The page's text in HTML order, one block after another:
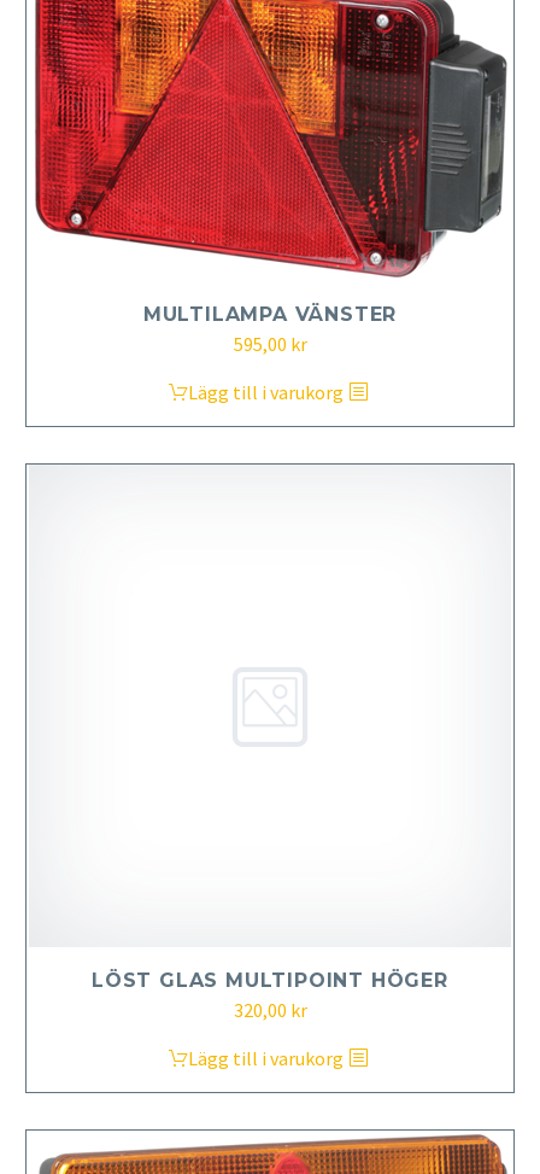
MULTILAMPA VÄNSTER
595,00 kr
Lägg till i varukorg
LÖST GLAS MULTIPOINT HÖGER
320,00 kr
Lägg till i varukorg